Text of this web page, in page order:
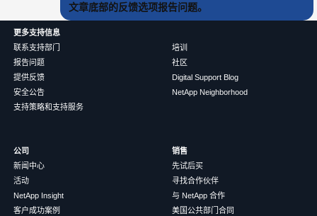
文章底部的反馈选项报告问题。
更多支持信息
联系支持部门
报告问题
提供反馈
安全公告
支持策略和支持服务
培训
社区
Digital Support Blog
NetApp Neighborhood
公司
新闻中心
活动
NetApp Insight
客户成功案例
销售
先试后买
寻找合作伙伴
与 NetApp 合作
美国公共部门合同